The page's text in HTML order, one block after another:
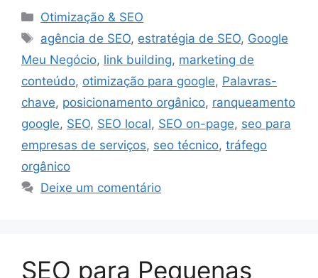
Categorias
Otimização & SEO
Tags
agência de SEO, estratégia de SEO, Google
Meu Negócio, link building, marketing de
conteúdo, otimização para google, Palavras-
chave, posicionamento orgânico, ranqueamento
google, SEO, SEO local, SEO on-page, seo para
empresas de serviços, seo técnico, tráfego
orgânico
Deixe um comentário
SEO para Pequenas